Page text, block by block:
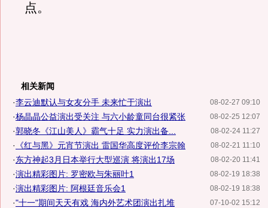
点。
相关新闻
08-02-27 09:10
·李云迪默认与女友分手 未来忙于演出
08-02-25 12:07
·杨晶晶公益演出受关注 与六小龄童同台很紧张
08-02-24 11:27
·郭晓冬《江山美人》霸气十足 实力演出备...
08-02-21 11:10
· 《红与黑》元宵节演出 雷国华高度评价李宗翰
08-02-20 11:41
·东方神起3月日本举行大型巡演 将演出17场
08-02-19 18:38
·演出精彩图片: 罗密欧与朱丽叶1
08-02-19 18:38
·演出精彩图片: 阿根廷音乐会1
07-10-02 15:12
·"十一"期间天天有戏 海内外艺术团演出扎堆